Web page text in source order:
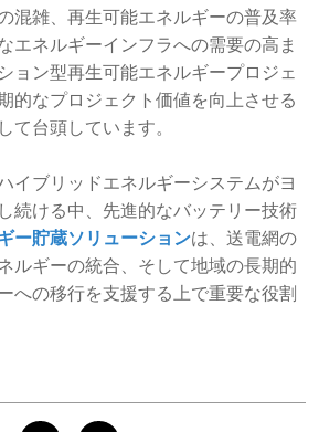
混雑、再生可能エネルギーの普及率
エネルギーインフラへの需要の高ま
ョン型再生可能エネルギープロジェ
的なプロジェクト価値を向上させる
て台頭しています。
イブリッドエネルギーシステムがヨ
続ける中、先進的なバッテリー技術
ー貯蔵ソリューションは、送電網の
ルギーの統合、そして地域の長期的
への移行を支援する上で重要な役割